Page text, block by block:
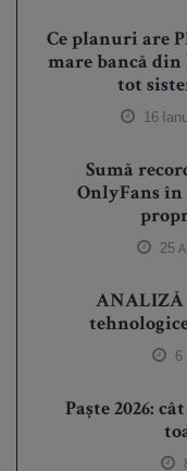
Ce planuri are
mare bancă din
tot
16
Sumă
OnlyFans în
25
ANALIZĂ
6
Paște 2026: